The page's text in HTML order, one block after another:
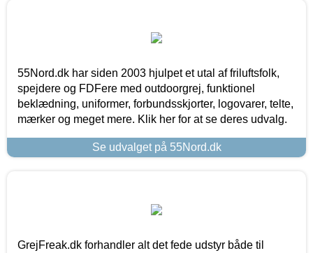
55Nord.dk har siden 2003 hjulpet et utal af friluftsfolk,
spejdere og FDFere med outdoorgrej, funktionel
beklædning, uniformer, forbundsskjorter, logovarer, telte,
mærker og meget mere. Klik her for at se deres udvalg.
Se udvalget på 55Nord.dk
GrejFreak.dk forhandler alt det fede udstyr både til